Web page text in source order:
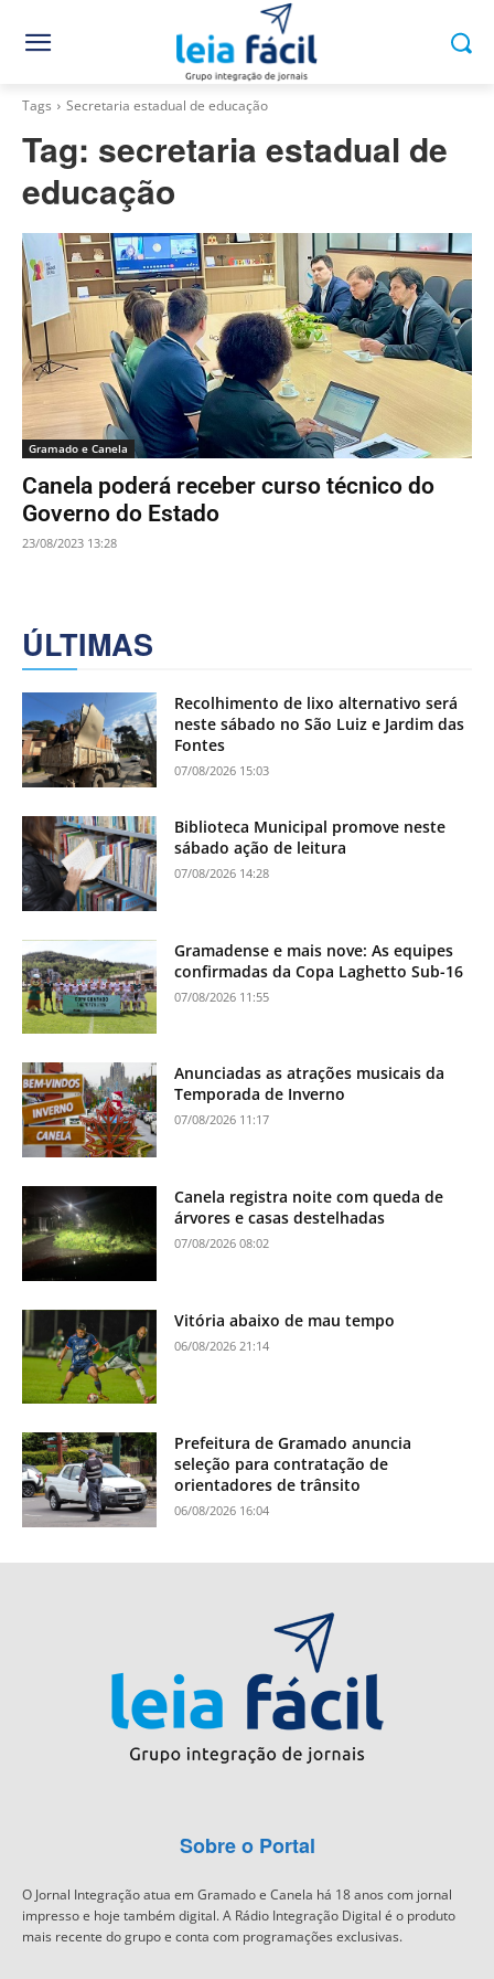
Tags Secretaria estadual de educação
Tag: secretaria estadual de
educação
Gramado e Canela
Canela poderá receber curso técnico do
Governo do Estado
23/08/2023 13:28
ÚLTIMAS
Recolhimento de lixo alternativo será
neste sábado no São Luiz e Jardim das
Fontes
07/08/2026 15:03
Biblioteca Municipal promove neste
sábado ação de leitura
07/08/2026 14:28
Gramadense e mais nove: As equipes
confirmadas da Copa Laghetto Sub-16
07/08/2026 11:55
Anunciadas as atrações musicais da
Temporada de Inverno
07/08/2026 11:17
Canela registra noite com queda de
árvores e casas destelhadas
07/08/2026 08:02
Vitória abaixo de mau tempo
06/08/2026 21:14
Prefeitura de Gramado anuncia
seleção para contratação de
orientadores de trânsito
06/08/2026 16:04
Sobre o Portal
O Jornal Integração atua em Gramado e Canela há 18 anos com jornal
impresso e hoje também digital. A Rádio Integração Digital é o produto
mais recente do grupo e conta com programações exclusivas.